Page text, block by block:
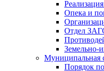
Опека и
Отдел
Земельно-
Муниципальная
Порядок